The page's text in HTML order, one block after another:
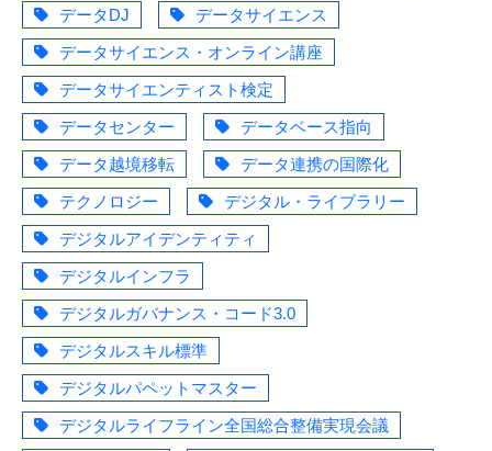
データDJ
データサイエンス
データサイエンス・オンライン講座
データサイエンティスト検定
データセンター
データベース指向
データ越境移転
データ連携の国際化
テクノロジー
デジタル・ライブラリー
デジタルアイデンティティ
デジタルインフラ
デジタルガバナンス・コード3.0
デジタルスキル標準
デジタルパペットマスター
デジタルライフライン全国総合整備実現会議